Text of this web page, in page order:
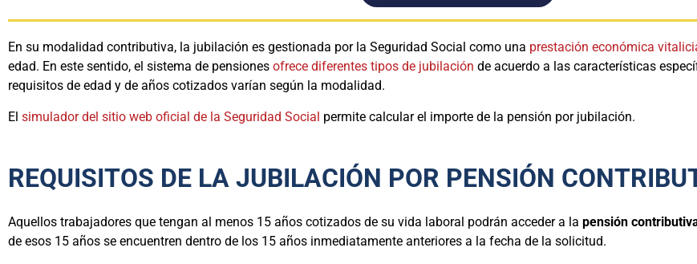
En su modalidad contributiva, la jubilación es gestionada por la Seguridad Social como una prestación económica
edad. En este sentido, el sistema de pensiones ofrece diferentes tipos de jubilación de acuerdo a las características
requisitos de edad y de años cotizados varían según la modalidad.
El simulador del sitio web oficial de la Seguridad Social permite calcular el importe de la pensión por jubilación.
REQUISITOS DE LA JUBILACIÓN POR PENSIÓN
Aquellos trabajadores que tengan al menos 15 años cotizados de su vida laboral podrán acceder a la pensión
de esos 15 años se encuentren dentro de los 15 años inmediatamente anteriores a la fecha de la solicitud.